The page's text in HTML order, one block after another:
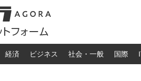
経済 ビジネス 社会・一般 国際